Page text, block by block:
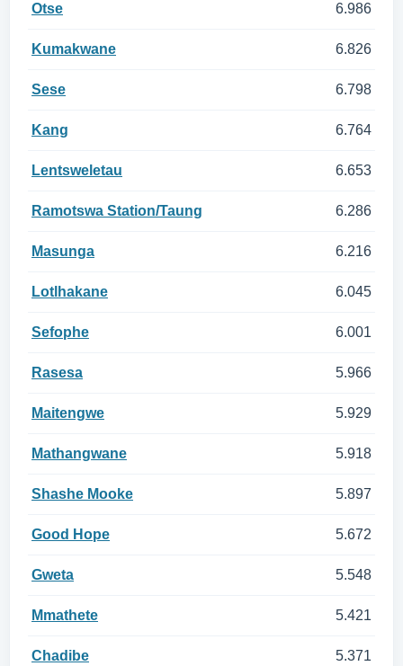
Otse 6.986
Kumakwane 6.826
Sese 6.798
Kang 6.764
Lentsweletau 6.653
Ramotswa Station/Taung 6.286
Masunga 6.216
Lotlhakane 6.045
Sefophe 6.001
Rasesa 5.966
Maitengwe 5.929
Mathangwane 5.918
Shashe Mooke 5.897
Good Hope 5.672
Gweta 5.548
Mmathete 5.421
Chadibe 5.371